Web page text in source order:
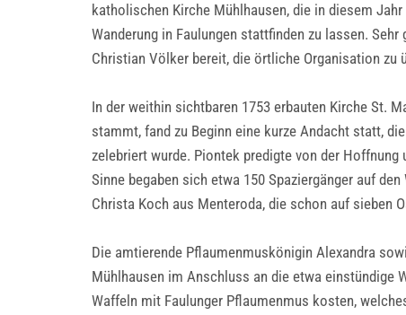
katholischen Kirche Mühlhausen, die in diesem
Wanderung in Faulungen stattfinden zu lassen.
Christian Völker bereit, die örtliche Organisation zu
In der weithin sichtbaren 1753 erbauten Kirche St.
stammt, fand zu Beginn eine kurze Andacht statt,
zelebriert wurde. Piontek predigte von der
Sinne begaben sich etwa 150 Spaziergänger auf
Christa Koch aus Menteroda, die schon auf sieben
Die amtierende Pflaumenmuskönigin Alexandra
Mühlhausen im Anschluss an die etwa einstündige
Waffeln mit Faulunger Pflaumenmus kosten,